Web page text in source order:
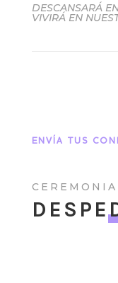
DESCANSARÁ
VIVIRÁ EN
ENVÍA TUS